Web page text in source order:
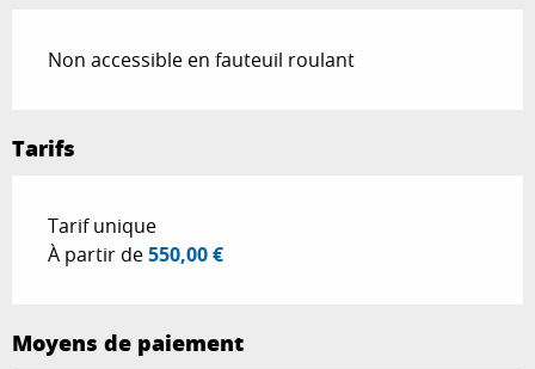
Non accessible en fauteuil roulant
Tarifs
Tarifs 2026
Tarif unique
À partir de550,00 €
Moyens de paiement